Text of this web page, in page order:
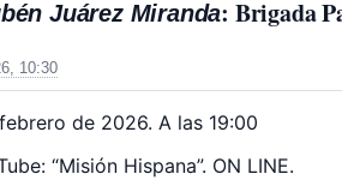
Juárez Miranda: Brigada
10:30
de 2026. A las 19:00
“Misión Hispana”. ON LINE.